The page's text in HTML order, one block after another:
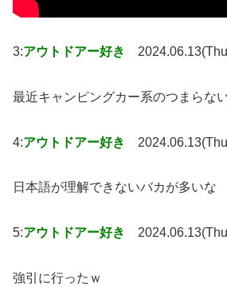
3:アウトドアー好き
最近キャンピングカー系のつまらな
4:アウトドアー好き
日本語が理解できないバカが多いな
5:アウトドアー好き
強引に行ったｗ